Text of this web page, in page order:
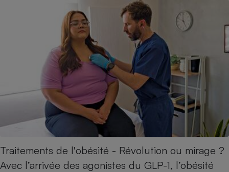
Traitements de l'obésité - Révolution ou mirage ?
Avec l’arrivée des agonistes du GLP-1, l’obésité